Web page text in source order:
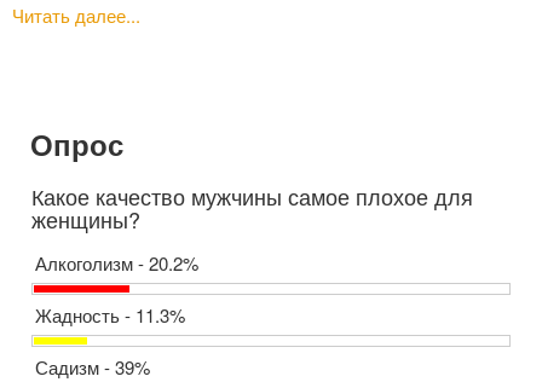
Читать далее...
Опрос
Какое качество мужчины самое плохое для
женщины?
Алкоголизм - 20.2%
Жадность - 11.3%
Садизм - 39%